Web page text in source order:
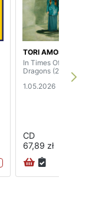
TORI AMOS
In Times Of
Dragons (2CD)
1.05.2026
CD
67,89 zł